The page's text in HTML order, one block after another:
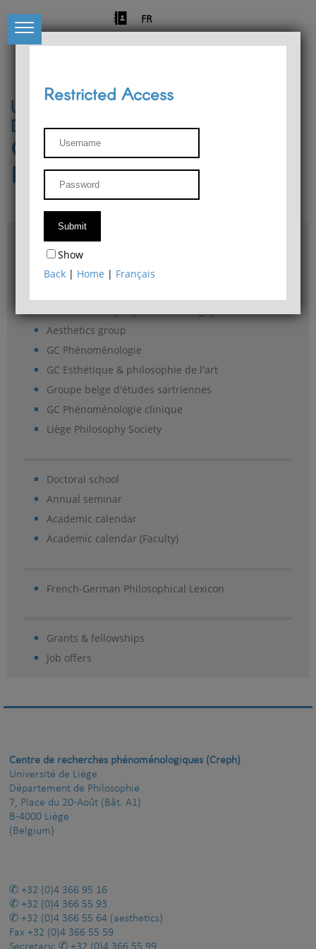
FR
University of Liège
Départment of Philosophy
Center for Phenomenological
Research
Access & maps
Philosophy Department Library
Aesthetics group
GC Phénoménologie
GC Esthétique & philosophie de l'art
Groupe belge d'études sartriennes
GC Phénoménologie clinique
Liège Philosophy Society
Doctoral school
Annual seminar
Academic calendar
Academic calendar (Faculty)
French-German Philosophical Lexicon
Grants & fellowships
Job offers
Restricted Access
Show
Back | Home | Français
Centre de recherches phénoménologiques (Creph)
Université de Liège
Département de Philosophie
7, Place du 20-Août (Bât. A1)
B-4000 Liège
(Belgium)
+32 (0)4 366 95 16
+32 (0)4 366 55 93
+32 (0)4 366 55 64 (aesthetics)
Fax +32 (0)4 366 55 59